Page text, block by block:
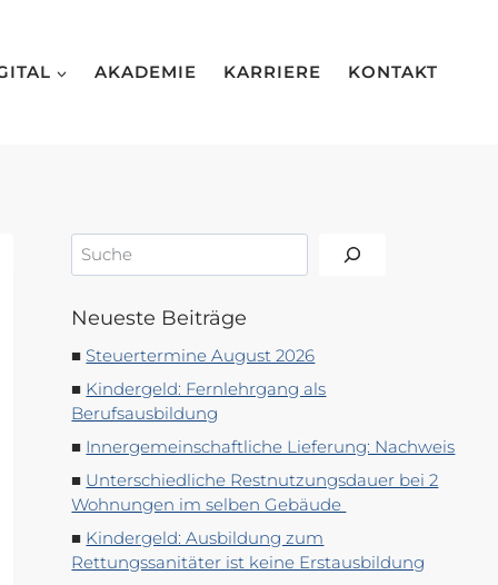
AKADEMIE KARRIERE KONTAKT
Suchen
Neueste Beiträge
Steuertermine August 2026
Kindergeld: Fernlehrgang als
Berufsausbildung
Innergemeinschaftliche Lieferung: Nachweis
Unterschiedliche Restnutzungsdauer bei 2
Wohnungen im selben Gebäude
Kindergeld: Ausbildung zum
Rettungssanitäter ist keine Erstausbildung